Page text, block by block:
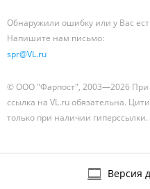
Обнаружили ошибку или у Вас
Напишите нам письмо:
spr@VL.ru
© ООО "Фарпост", 2003—2026
ссылка на VL.ru обязательна.
только при наличии
Версия